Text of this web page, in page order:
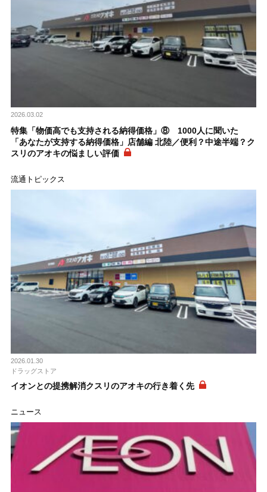
2026.03.02
特集「物価高でも支持される納得価格」⑧ 1000人に聞いた
「あなたが支持する納得価格」店舗編 北陸／便利？中途半端？ク
スリのアオキの悩ましい評価
流通トピックス
2026.01.30
ドラッグストア
イオンとの提携解消クスリのアオキの行き着く先
ニュース